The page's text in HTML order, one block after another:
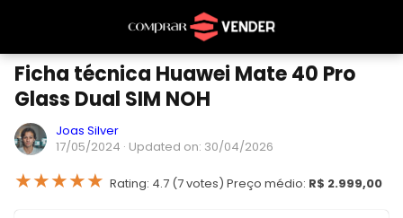
Ficha técnica Huawei Mate 40 Pro
Glass Dual SIM NOH
Joas Silver
17/05/2024 · Updated on: 30/04/2026
★★★★★ Rating: 4.7 (7 votes) Preço médio: R$ 2.999,00